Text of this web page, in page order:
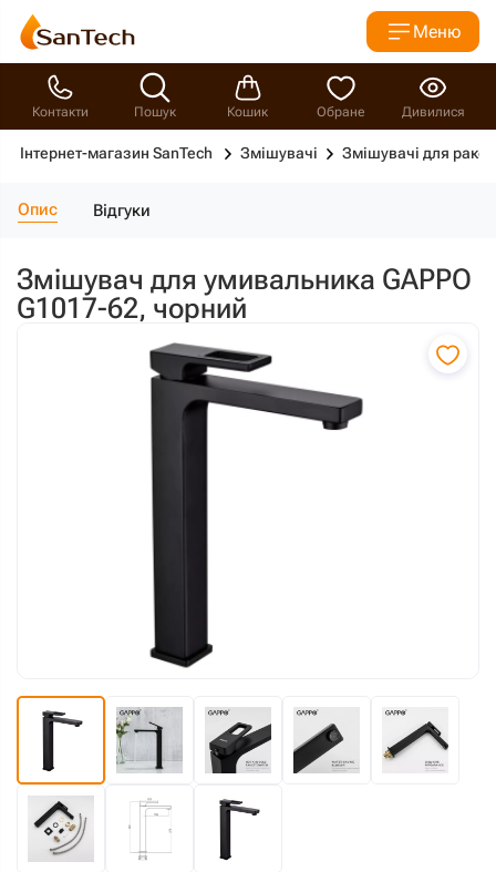
Меню
Контакти Пошук Кошик Обране Дивилися
Інтернет-магазин SanTech Змішувачі Змішувачі для
Опис Відгуки
Змішувач для умивальника GAPPO
G1017-62, чорний